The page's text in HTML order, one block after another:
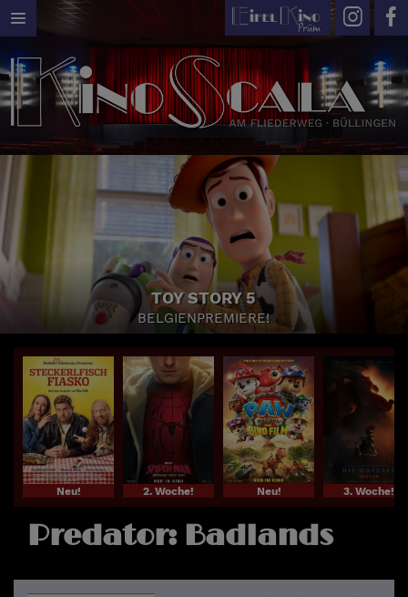
TOY STORY 5
BELGIENPREMIERE!
Neu! 2. Woche! Neu! 3. Woche!
Predator: Badlands